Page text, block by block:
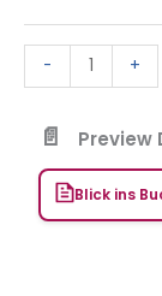
- +
Preview
Blick ins